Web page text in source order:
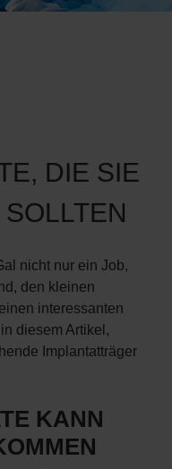
DIE SIE
nicht nur ein Job,
den kleinen
interessanten
diesem Artikel,
Implantatträger
KANN